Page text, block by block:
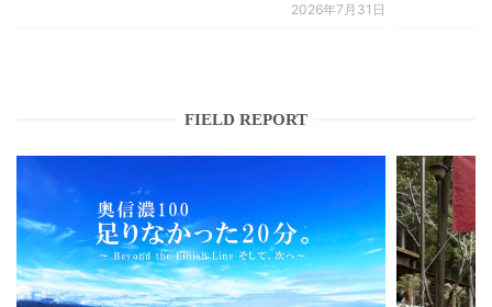
2026年7月31日
FIELD REPORT